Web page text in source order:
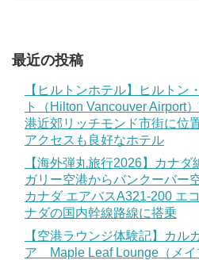
最近の投稿
【ヒルトンホテル】ヒルトン
ト（Hilton Vancouver
港近郊リッチモンド市街に位
アクセスも良好なホテル
【海外弾丸旅行2026】カナ
ガリー空港からバンクーバー
カナダ エアバスA321-200 エ
ナダの国内幹線路線に搭乗
【空港ラウンジ体験記】カ
ア Maple Leaf Lounge（メイ